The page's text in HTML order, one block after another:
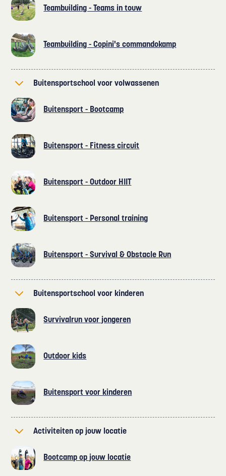
Teambuilding - Teams in touw
Teambuilding - Copini's commandokamp
Buitensportschool voor volwassenen
Buitensport - Bootcamp
Buitensport - Fitness circuit
Buitensport - Outdoor HIIT
Buitensport - Personal training
Buitensport - Survival & Obstacle Run
Buitensportschool voor kinderen
Survivalrun voor jongeren
Outdoor kids
Buitensport voor kinderen
Activiteiten op jouw locatie
Bootcamp op jouw locatie